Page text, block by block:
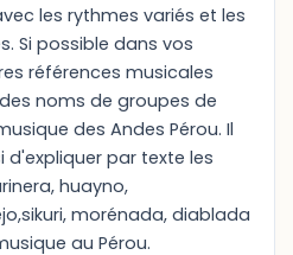
les rythmes variés et les
Si possible dans vos
références musicales
noms de groupes de
des Andes Pérou. Il
par texte les
huayno,
morénada, diablada
au Pérou.